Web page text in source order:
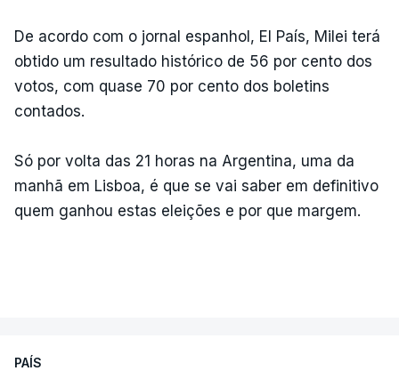
De acordo com o jornal espanhol, El País, Milei terá
obtido um resultado histórico de 56 por cento dos
votos, com quase 70 por cento dos boletins
contados.
Só por volta das 21 horas na Argentina, uma da
manhã em Lisboa, é que se vai saber em definitivo
quem ganhou estas eleições e por que margem.
PAÍS